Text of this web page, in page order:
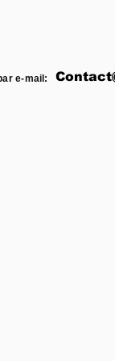
e-mail: